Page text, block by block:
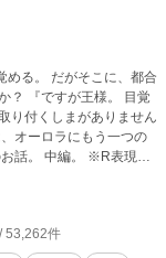
める。 だがそこに、都合
？ 『ですが王様。 目覚
り付くしまがありません
オーロラにもう一つの
話。 中編。 ※R表現が
53,262件